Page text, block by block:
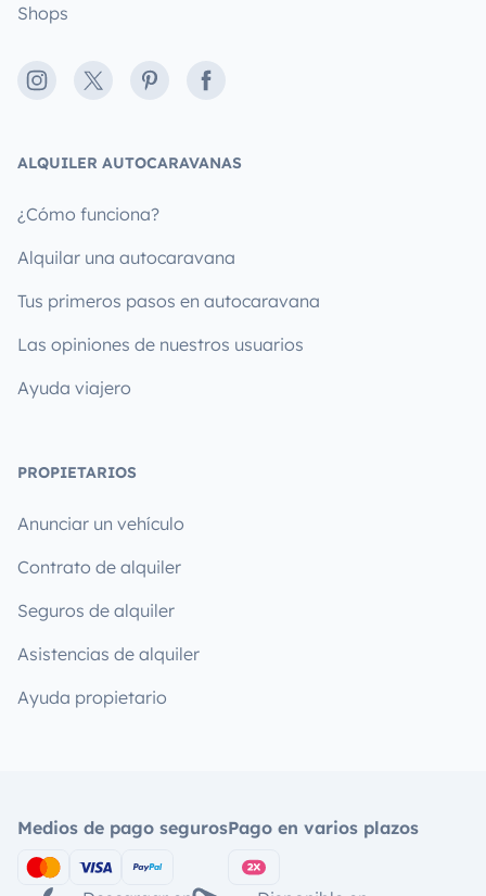
Shops
Instagram
X PinterestFacebook
ALQUILER AUTOCARAVANAS
¿Cómo funciona?
Alquilar una autocaravana
Tus primeros pasos en autocaravana
Las opiniones de nuestros usuarios
Ayuda viajero
PROPIETARIOS
Anunciar un vehículo
Contrato de alquiler
Seguros de alquiler
Asistencias de alquiler
Ayuda propietario
Medios de pago segurosPago en varios plazos